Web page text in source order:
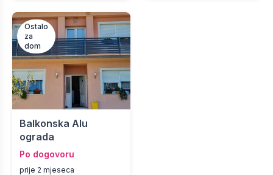
Ostalo
za
dom
Balkonska Alu
ograda
Po dogovoru
prije 2 mjeseca